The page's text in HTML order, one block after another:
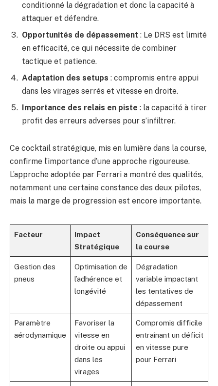
conditionné la dégradation et donc la capacité à
attaquer et défendre.
Opportunités de dépassement : Le DRS est limité
en efficacité, ce qui nécessite de combiner
tactique et patience.
Adaptation des setups : compromis entre appui
dans les virages serrés et vitesse en droite.
Importance des relais en piste : la capacité à tirer
profit des erreurs adverses pour s’infiltrer.
Ce cocktail stratégique, mis en lumière dans la course,
confirme l’importance d’une approche rigoureuse.
L’approche adoptée par Ferrari a montré des qualités,
notamment une certaine constance des deux pilotes,
mais la marge de progression est encore importante.
Facteur
Impact
Stratégique
Conséquence sur
la course
Gestion des
pneus
Optimisation de
l’adhérence et
longévité
Dégradation
variable impactant
les tentatives de
dépassement
Paramètre
aérodynamique
Favoriser la
vitesse en
droite ou appui
dans les
virages
Compromis difficile
entraînant un déficit
en vitesse pure
pour Ferrari